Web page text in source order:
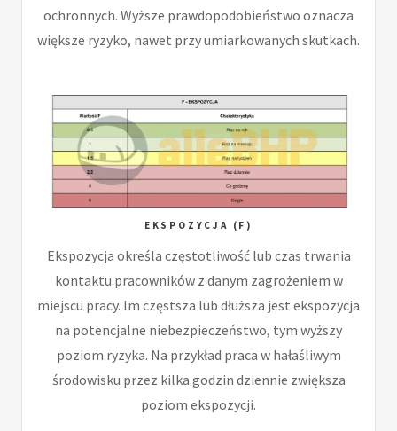
ochronnych. Wyższe prawdopodobieństwo oznacza
większe ryzyko, nawet przy umiarkowanych skutkach.
EKSPOZYCJA (F)
Ekspozycja określa częstotliwość lub czas trwania
kontaktu pracowników z danym zagrożeniem w
miejscu pracy. Im częstsza lub dłuższa jest ekspozycja
na potencjalne niebezpieczeństwo, tym wyższy
poziom ryzyka. Na przykład praca w hałaśliwym
środowisku przez kilka godzin dziennie zwiększa
poziom ekspozycji.